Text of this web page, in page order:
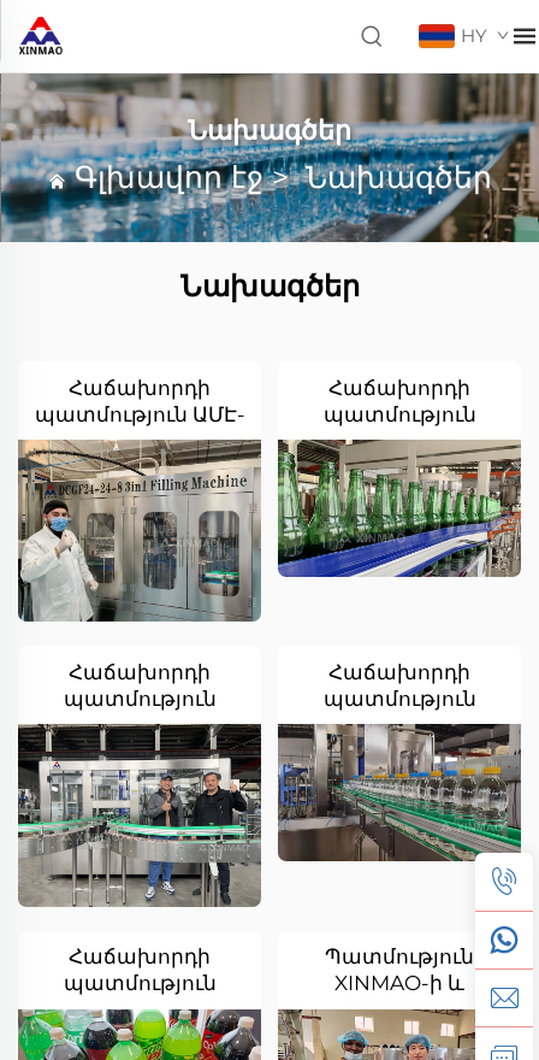
HY
Նախագծեր
Գլխավոր էջ>Նախագծեր
Նախագծեր
Հաճախորդի
պատմություն ԱՄԷ-
ից
Հաճախորդի
պատմություն
Ռուսաստանից
Հաճախորդի
պատմություն
Ուզբեկստանից
Հաճախորդի
պատմություն
Թուրքմենստանից
Հաճախորդի
պատմություն
Ալժիրից
Պատմություն
XINMAO-ի և
Նիգերիայի Օբայի
միջև